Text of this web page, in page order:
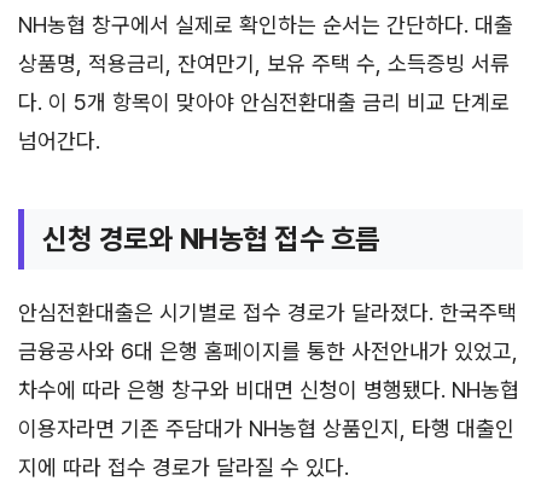
NH농협 창구에서 실제로 확인하는 순서는 간단하다. 대출
상품명, 적용금리, 잔여만기, 보유 주택 수, 소득증빙 서류
다. 이 5개 항목이 맞아야 안심전환대출 금리 비교 단계로
넘어간다.
신청 경로와 NH농협 접수 흐름
안심전환대출은 시기별로 접수 경로가 달라졌다. 한국주택
금융공사와 6대 은행 홈페이지를 통한 사전안내가 있었고,
차수에 따라 은행 창구와 비대면 신청이 병행됐다. NH농협
이용자라면 기존 주담대가 NH농협 상품인지, 타행 대출인
지에 따라 접수 경로가 달라질 수 있다.